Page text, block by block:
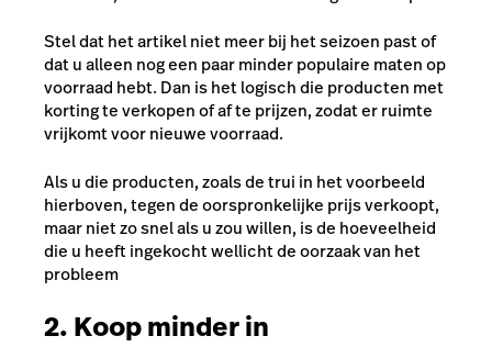
Stel dat het artikel niet meer bij het seizoen past of
dat u alleen nog een paar minder populaire maten op
voorraad hebt. Dan is het logisch die producten met
korting te verkopen of af te prijzen, zodat er ruimte
vrijkomt voor nieuwe voorraad.
Als u die producten, zoals de trui in het voorbeeld
hierboven, tegen de oorspronkelijke prijs verkoopt,
maar niet zo snel als u zou willen, is de hoeveelheid
die u heeft ingekocht wellicht de oorzaak van het
probleem
2. Koop minder in